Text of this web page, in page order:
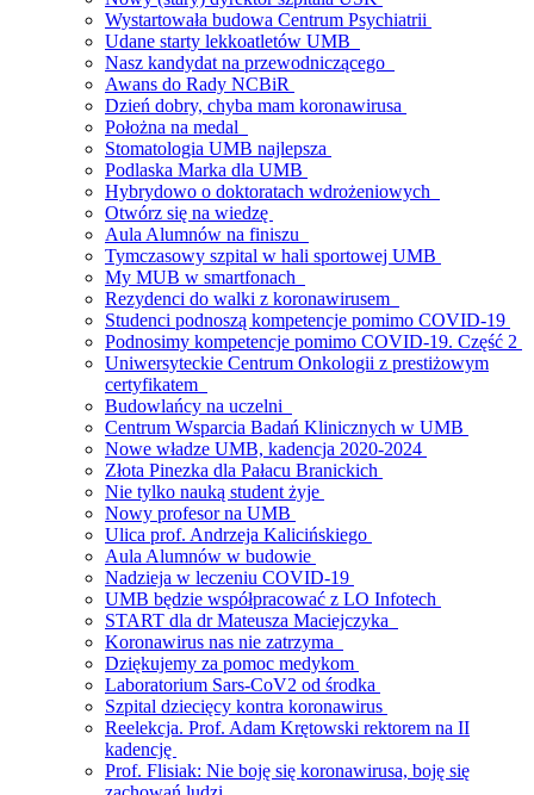
Wystartowała budowa Centrum Psychiatrii
Udane starty lekkoatletów UMB
Nasz kandydat na przewodniczącego
Awans do Rady NCBiR
Dzień dobry, chyba mam koronawirusa
Położna na medal
Stomatologia UMB najlepsza
Podlaska Marka dla UMB
Hybrydowo o doktoratach wdrożeniowych
Otwórz się na wiedzę
Aula Alumnów na finiszu
Tymczasowy szpital w hali sportowej UMB
My MUB w smartfonach
Rezydenci do walki z koronawirusem
Studenci podnoszą kompetencje pomimo COVID-19
Podnosimy kompetencje pomimo COVID-19. Część 2
Uniwersyteckie Centrum Onkologii z prestiżowym
certyfikatem
Budowlańcy na uczelni
Centrum Wsparcia Badań Klinicznych w UMB
Nowe władze UMB, kadencja 2020-2024
Złota Pinezka dla Pałacu Branickich
Nie tylko nauką student żyje
Nowy profesor na UMB
Ulica prof. Andrzeja Kalicińskiego
Aula Alumnów w budowie
Nadzieja w leczeniu COVID-19
UMB będzie współpracować z LO Infotech
START dla dr Mateusza Maciejczyka
Koronawirus nas nie zatrzyma
Dziękujemy za pomoc medykom
Laboratorium Sars-CoV2 od środka
Szpital dziecięcy kontra koronawirus
Reelekcja. Prof. Adam Krętowski rektorem na II
kadencję
Prof. Flisiak: Nie boję się koronawirusa, boję się